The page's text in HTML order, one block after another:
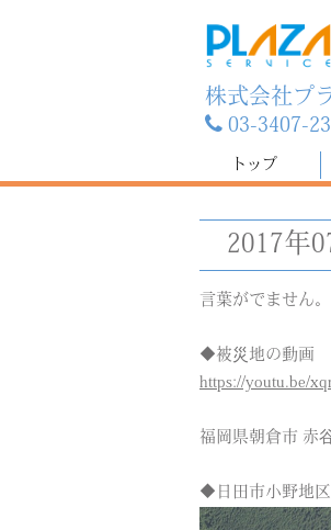
株式会社プ
03-3407-
トップ
2017年
言葉がでません。
◆被災地の動画
https://youtu.be/
福岡県朝倉市 赤
◆日田市小野地